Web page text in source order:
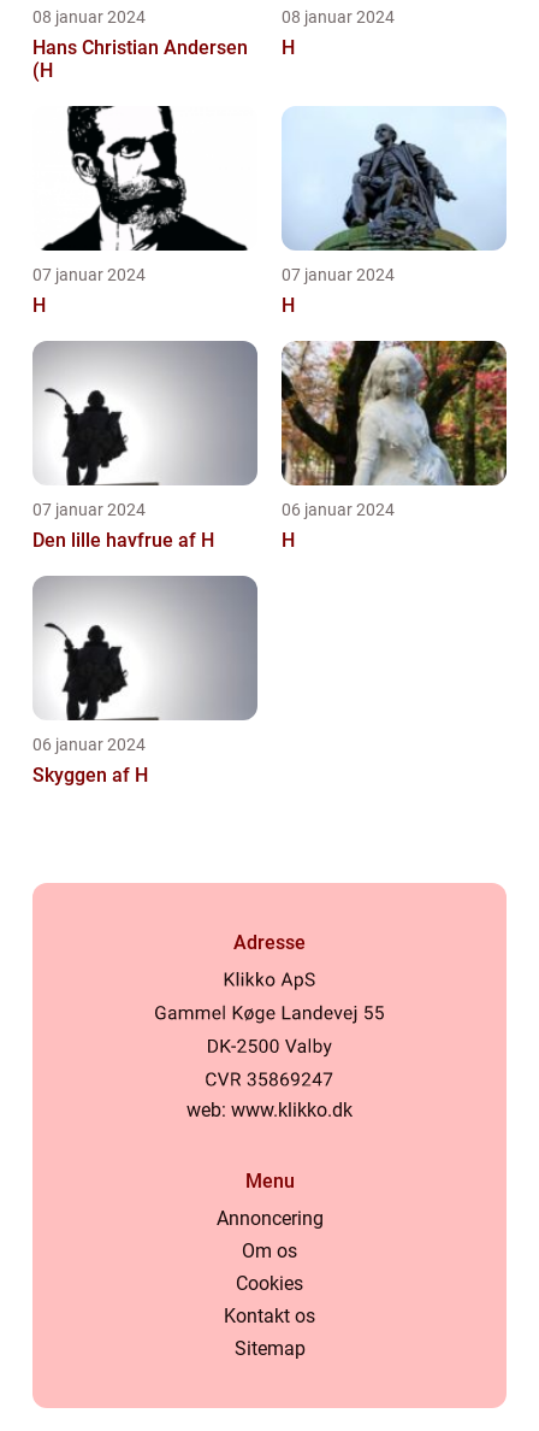
08 januar 2024
Hans Christian Andersen
(H
08 januar 2024
H
07 januar 2024
H
07 januar 2024
H
07 januar 2024
Den lille havfrue af H
06 januar 2024
H
06 januar 2024
Skyggen af H
Adresse
web: www.klikko.dk
Menu
Annoncering
Om os
Cookies
Kontakt os
Sitemap